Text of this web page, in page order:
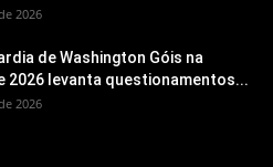
2026
de Washington Góis na
2026 levanta questionamentos...
2026